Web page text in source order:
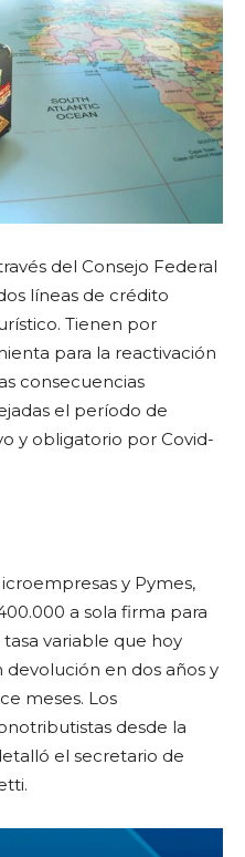
del Consejo Federal
líneas de crédito
Tienen por
para la reactivación
consecuencias
el período de
y obligatorio por Covid-
y Pymes,
a sola firma para
variable que hoy
devolución en dos años y
meses. Los
desde la
el secretario de